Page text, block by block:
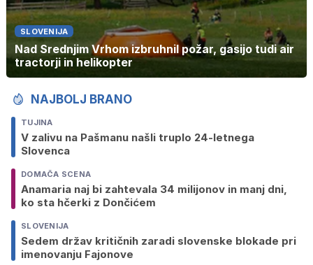
SLOVENIJA
Nad Srednjim Vrhom izbruhnil požar, gasijo tudi air
tractorji in helikopter
NAJBOLJ BRANO
TUJINA
V zalivu na Pašmanu našli truplo 24-letnega
Slovenca
DOMAČA SCENA
Anamaria naj bi zahtevala 34 milijonov in manj dni,
ko sta hčerki z Dončićem
SLOVENIJA
Sedem držav kritičnih zaradi slovenske blokade pri
imenovanju Fajonove